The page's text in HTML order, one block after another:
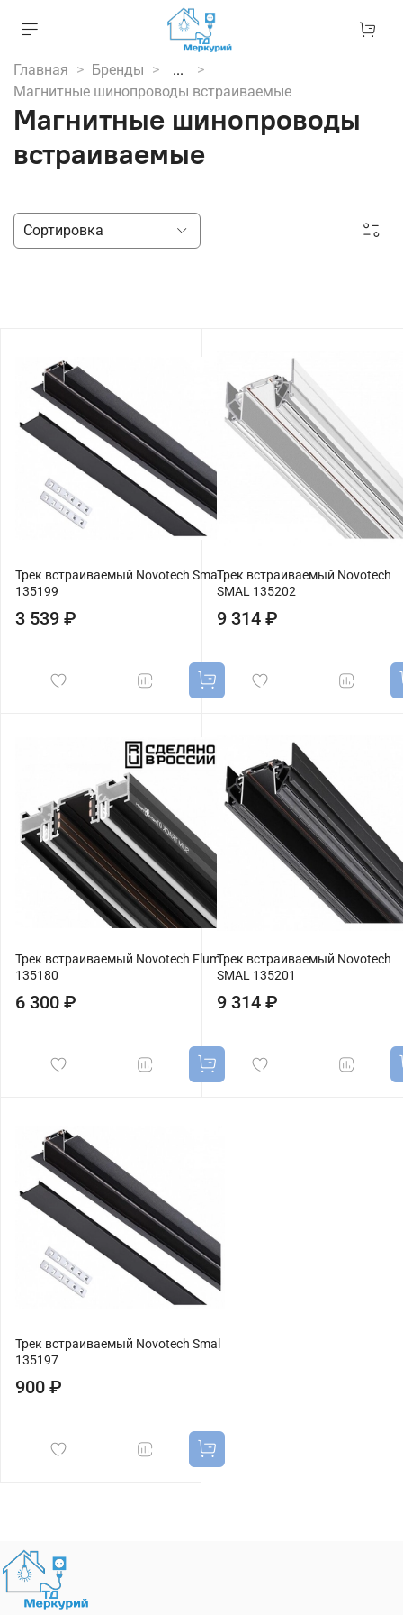
Главная Бренды
...
Магнитные шинопроводы встраиваемые
Магнитные шинопроводы
встраиваемые
Трек встраиваемый Novotech Smal
135199
3 539 ₽
Трек встраиваемый Novotech
SMAL 135202
9 314 ₽
Трек встраиваемый Novotech Flum
135180
6 300 ₽
Трек встраиваемый Novotech
SMAL 135201
9 314 ₽
Трек встраиваемый Novotech Smal
135197
900 ₽